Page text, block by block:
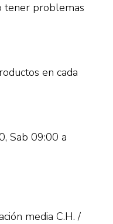
tener problemas
en cada
Sab 09:00 a
media C.H. /